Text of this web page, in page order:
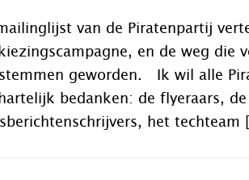
van de Piratenpartij
en de weg die
geworden. Ik wil alle
bedanken: de flyeraars, de
het techteam